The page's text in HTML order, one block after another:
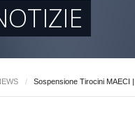
/ Sospensione Tirocini MAECI